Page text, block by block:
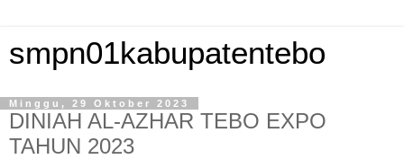
smpn01kabupatentebo
Minggu, 29 Oktober 2023
DINIAH AL-AZHAR TEBO EXPO
TAHUN 2023